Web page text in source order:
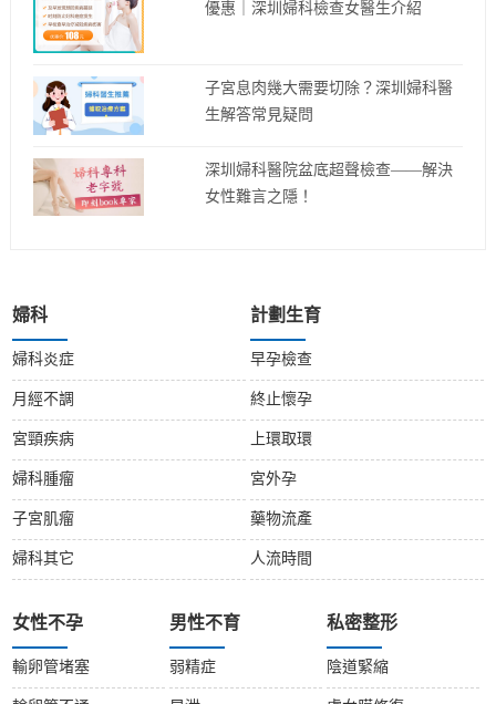
優惠｜深圳婦科檢查女醫生介紹
子宮息肉幾大需要切除？深圳婦科醫
生解答常見疑問
深圳婦科醫院盆底超聲檢查——解決
女性難言之隱！
婦科
婦科炎症
月經不調
宮頸疾病
婦科腫瘤
子宮肌瘤
婦科其它
計劃生育
早孕檢查
終止懷孕
上環取環
宮外孕
藥物流產
人流時間
女性不孕
輸卵管堵塞
男性不育
弱精症
私密整形
陰道緊縮